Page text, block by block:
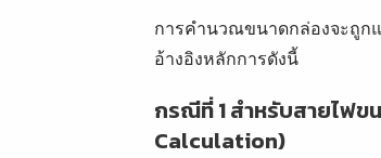
การคำนวณขนาดกล่องจะถูก
อ้างอิงหลักการดังนี้
กรณีที่ 1 สำหรับสายไฟข
Calculation)